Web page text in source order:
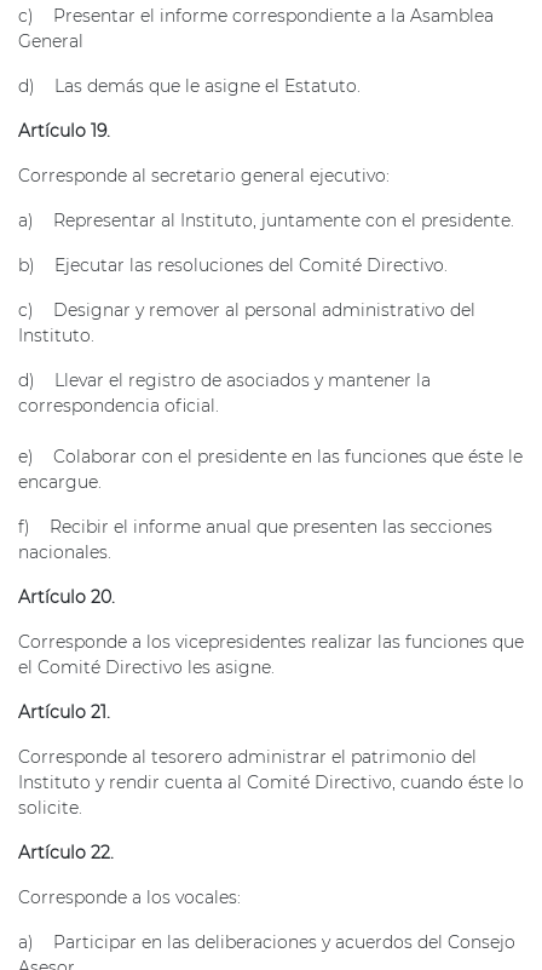
c) Presentar el informe correspondiente a la Asamblea
General
d) Las demás que le asigne el Estatuto.
Artículo 19.
Corresponde al secretario general ejecutivo:
a) Representar al Instituto, juntamente con el presidente.
b) Ejecutar las resoluciones del Comité Directivo.
c) Designar y remover al personal administrativo del
Instituto.
d) Llevar el registro de asociados y mantener la
correspondencia oficial.
e) Colaborar con el presidente en las funciones que éste le
encargue.
f) Recibir el informe anual que presenten las secciones
nacionales.
Artículo 20.
Corresponde a los vicepresidentes realizar las funciones que
el Comité Directivo les asigne.
Artículo 21.
Corresponde al tesorero administrar el patrimonio del
Instituto y rendir cuenta al Comité Directivo, cuando éste lo
solicite.
Artículo 22.
Corresponde a los vocales:
a) Participar en las deliberaciones y acuerdos del Consejo